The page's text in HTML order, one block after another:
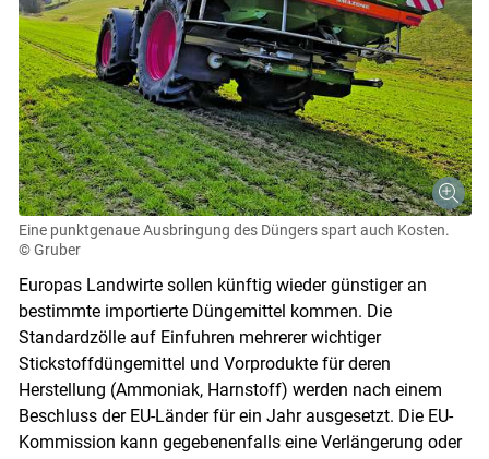
Eine punktgenaue Ausbringung des Düngers spart auch Kosten.
© Gruber
Europas Landwirte sollen künftig wieder günstiger an
bestimmte importierte Düngemittel kommen. Die
Standardzölle auf Einfuhren mehrerer wichtiger
Stickstoffdüngemittel und Vorprodukte für deren
Herstellung (Ammoniak, Harnstoff) werden nach einem
Beschluss der EU-Länder für ein Jahr ausgesetzt. Die EU-
Kommission kann gegebenenfalls eine Verlängerung oder